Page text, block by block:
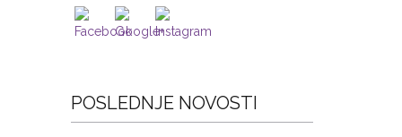
POSLEDNJE NOVOSTI